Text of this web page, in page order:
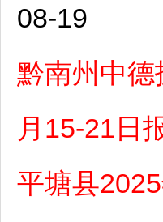
08-19
黔南州中
月15-21日
平塘县